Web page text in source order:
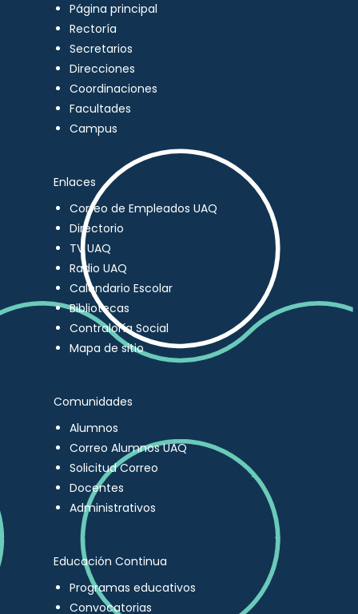
Página principal
Rectoría
Secretarios
Direcciones
Coordinaciones
Facultades
Campus
Enlaces
Correo de Empleados UAQ
Directorio
TV UAQ
Radio UAQ
Calendario Escolar
Bibliotecas
Contraloría Social
Mapa de sitio
Comunidades
Alumnos
Correo Alumnos UAQ
Solicitud Correo
Docentes
Administrativos
Educación Continua
Programas educativos
Convocatorias